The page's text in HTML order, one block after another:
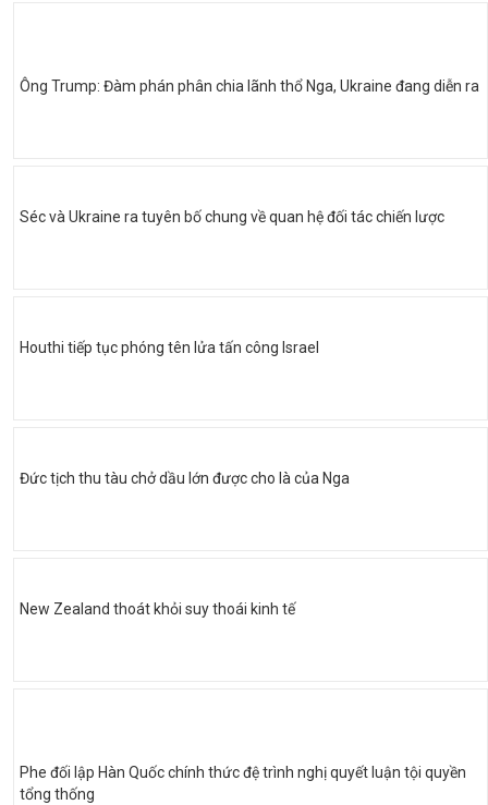
Ông Trump: Đàm phán phân chia lãnh thổ Nga, Ukraine đang diễn ra
Séc và Ukraine ra tuyên bố chung về quan hệ đối tác chiến lược
Houthi tiếp tục phóng tên lửa tấn công Israel
Đức tịch thu tàu chở dầu lớn được cho là của Nga
New Zealand thoát khỏi suy thoái kinh tế
Phe đối lập Hàn Quốc chính thức đệ trình nghị quyết luận tội quyền
tổng thống